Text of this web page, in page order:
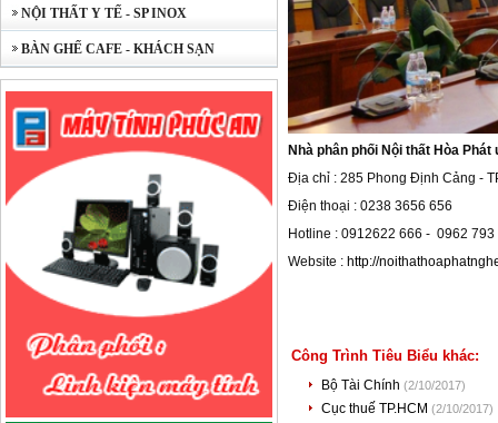
NỘI THẤT Y TẾ - SP INOX
BÀN GHẾ CAFE - KHÁCH SẠN
Nhà phân phối Nội thất Hòa Phát
Địa chỉ : 285 Phong Định Cảng -
Điện thoại : 0238 3656 656
Hotline : 0912622 666 - 0962 793
Website : http://
Công Trình Tiêu Biểu khác:
Bộ Tài Chính (2/10/2017)
Cục thuế TP.HCM (2/10/2017)